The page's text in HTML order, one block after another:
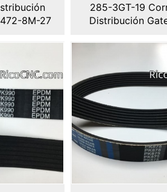
8M-27
285-3GT-19
Distribución